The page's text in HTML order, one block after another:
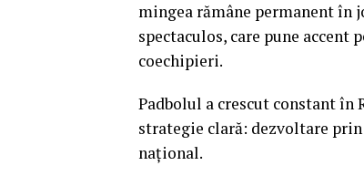
mingea rămâne permanent în
spectaculos, care pune
coechipieri.
Padbolul a crescut constant
strategie clară: dezvoltare
național.